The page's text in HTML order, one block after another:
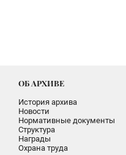
ОБ АРХИВЕ
История архива
Новости
Нормативные документы
Структура
Награды
Охрана труда